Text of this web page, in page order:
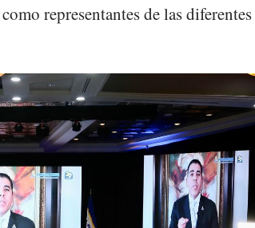
representantes de las diferentes